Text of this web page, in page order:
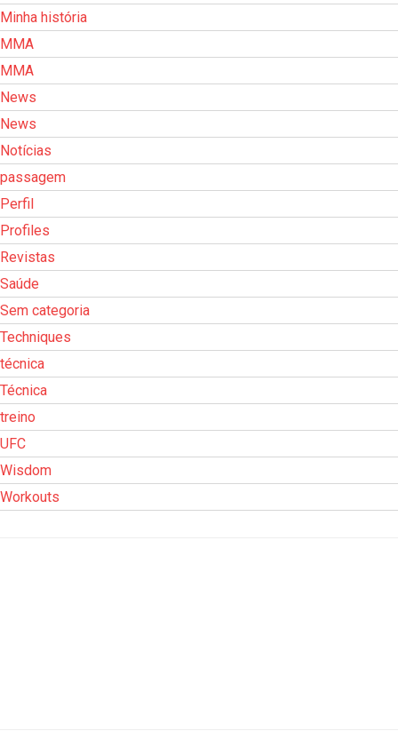
Minha história
MMA
MMA
News
News
Notícias
passagem
Perfil
Profiles
Revistas
Saúde
Sem categoria
Techniques
técnica
Técnica
treino
UFC
Wisdom
Workouts